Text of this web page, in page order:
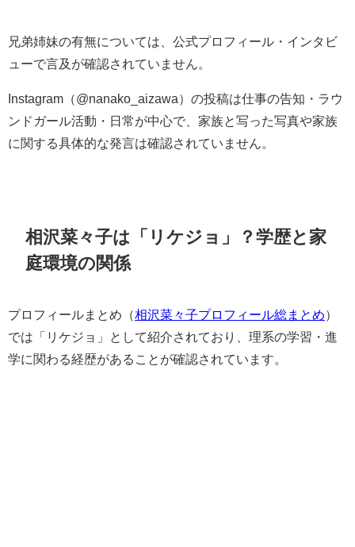
兄弟姉妹の有無については、公式プロフィール・インタビ
ューで言及が確認されていません。
Instagram（@nanako_aizawa）の投稿は仕事の告知・ラウ
ンドガール活動・日常が中心で、家族と写った写真や家族
に関する具体的な発言は確認されていません。
相沢菜々子は「リケジョ」？学歴と家
庭環境の関係
プロフィールまとめ（相沢菜々子プロフィール総まとめ）
では「リケジョ」として紹介されており、理系の学習・進
学に関わる経歴があることが確認されています。